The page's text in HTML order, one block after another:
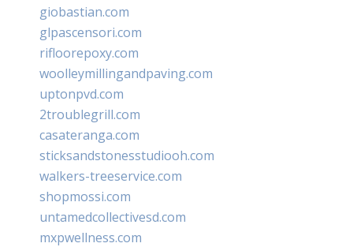
giobastian.com
glpascensori.com
rifloorepoxy.com
woolleymillingandpaving.com
uptonpvd.com
2troublegrill.com
casateranga.com
sticksandstonesstudiooh.com
walkers-treeservice.com
shopmossi.com
untamedcollectivesd.com
mxpwellness.com